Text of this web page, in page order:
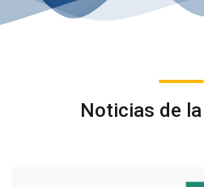
Noticias de